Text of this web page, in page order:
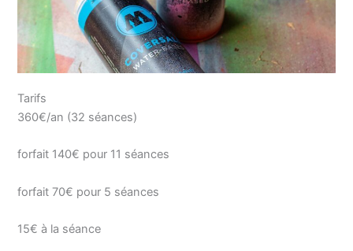
Tarifs
360€/an (32 séances)
forfait 140€ pour 11 séances
forfait 70€ pour 5 séances
15€ à la séance